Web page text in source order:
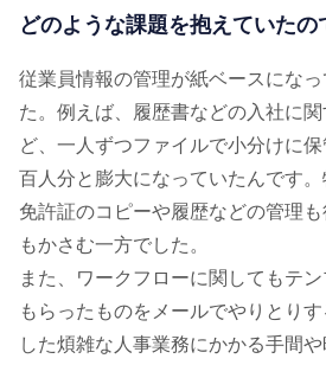
どのような課題を抱えていたの
従業員情報の管理が紙ベースにな
た。例えば、履歴書などの入社に
ど、一人ずつファイルで小分けに
百人分と膨大になっていたんです
免許証のコピーや履歴などの管理
もかさむ一方でした。
また、ワークフローに関してもテ
もらったものをメールでやりとり
した煩雑な人事業務にかかる手間